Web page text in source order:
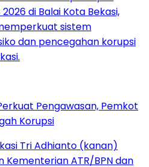
Pengawasan, Pemkot
Korupsi